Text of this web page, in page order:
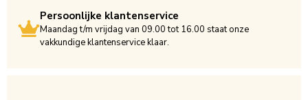
Persoonlijke klantenservice
Maandag t/m vrijdag van 09.00 tot 16.00 staat onze
vakkundige klantenservice klaar.